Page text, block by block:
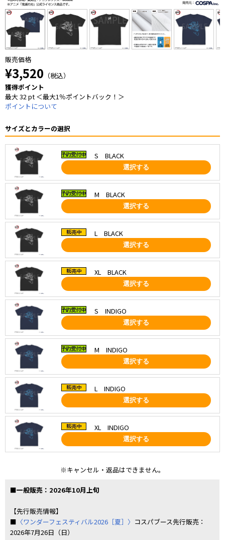
販売価格
¥3,520 （税込）
獲得ポイント
最大 32 pt ＜最大1％ポイントバック！＞
ポイントについて
サイズとカラーの選択
S BLACK
選択する
M BLACK
選択する
L BLACK
選択する
XL BLACK
選択する
S INDIGO
選択する
M INDIGO
選択する
L INDIGO
選択する
XL INDIGO
選択する
※キャンセル・返品はできません。
■一般販売：2026年10月上旬
【先行販売情報】
■ 〈ワンダーフェスティバル2026［夏］〉 コスパブース先行販売：
2026年7月26日（日）